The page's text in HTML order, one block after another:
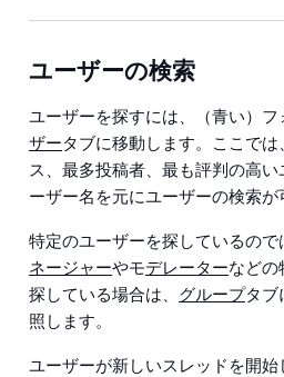
ユーザーの検索
ユーザーを探すには、（青い）
ザータブに移動します。ここで
ス、最多投稿者、最も評判の高
ーザー名を元にユーザーの検索が
特定のユーザーを探しているので
ネージャーやモデレーターなどの
探している場合は、 グループタブ
照します。
ユーザーが新しいスレッドを開